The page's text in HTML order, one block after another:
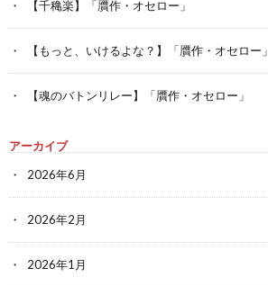
【千穐楽】「贋作・オセロー」
【もっと、いけるよな？】「贋作・オセロー」
【魂のバトンリレー】「贋作・オセロー」
アーカイブ
2026年6月
2026年2月
2026年1月